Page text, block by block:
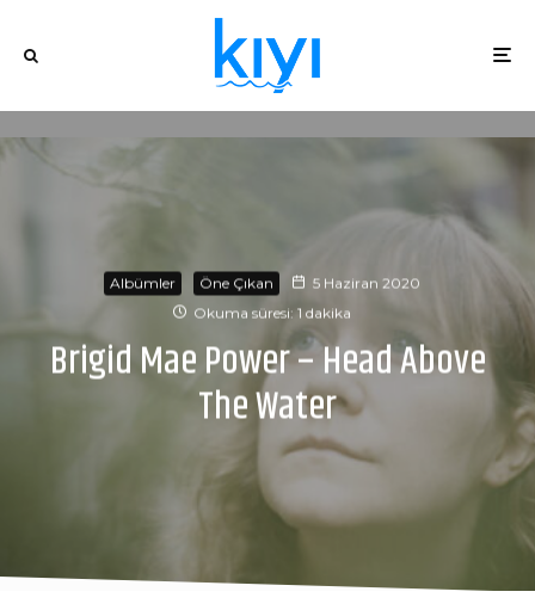
Albümler Öne Çıkan
5 Haziran 2020
Okuma süresi: 1 dakika
Brigid Mae Power – Head Above
The Water